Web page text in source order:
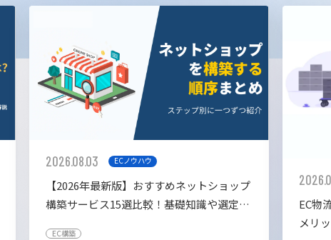
2026.08.03 ECノウハウ
【2026年最新版】おすすめネットショップ
構築サービス15選比較！基礎知識や選定基
EC構築
EC物
メリ